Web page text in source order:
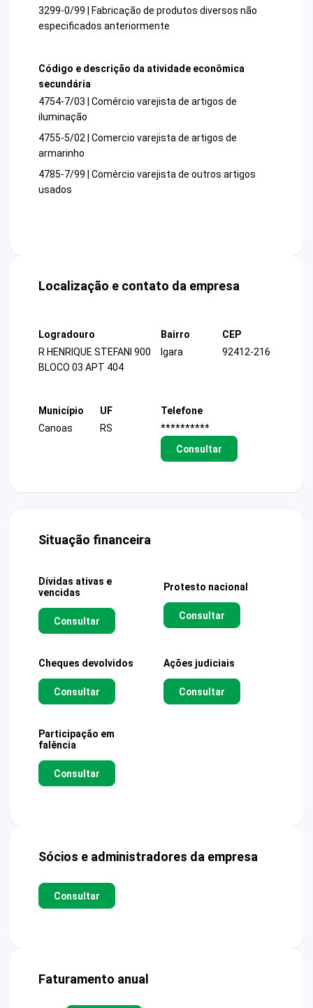
3299-0/99 | Fabricação de produtos diversos não
especificados anteriormente
Código e descrição da atividade econômica
secundária
4754-7/03 | Comércio varejista de artigos de
iluminação
4755-5/02 | Comercio varejista de artigos de
armarinho
4785-7/99 | Comércio varejista de outros artigos
usados
Localização e contato da empresa
Logradouro
R HENRIQUE STEFANI 900
BLOCO 03 APT 404
Bairro
Igara
CEP
92412-216
Município
Canoas
UF
RS
Telefone
**********
Consultar
Situação financeira
Dívidas ativas e
vencidas
Consultar
Protesto nacional
Consultar
Cheques devolvidos
Consultar
Ações judiciais
Consultar
Participação em
falência
Consultar
Sócios e administradores da empresa
Consultar
Faturamento anual